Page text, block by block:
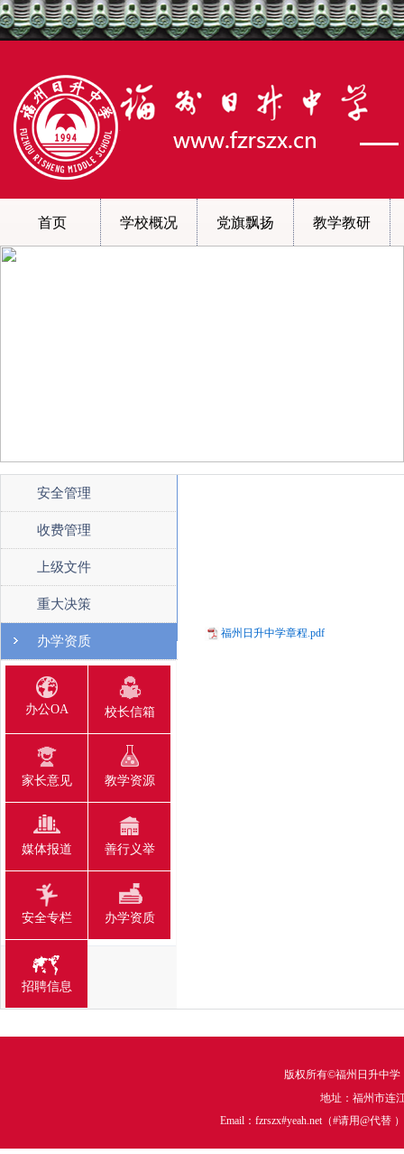
首页 学校概况 党旗飘扬 教学教研
安全管理
收费管理
上级文件
重大决策
办学资质
办公OA 校长信箱
家长意见 教学资源
媒体报道 善行义举
安全专栏 办学资质
招聘信息
福州日升中学章程.pdf
版权所有©福州日升中
地址：福州市连
Email：fzrszx#yeah.net（#请用@代替